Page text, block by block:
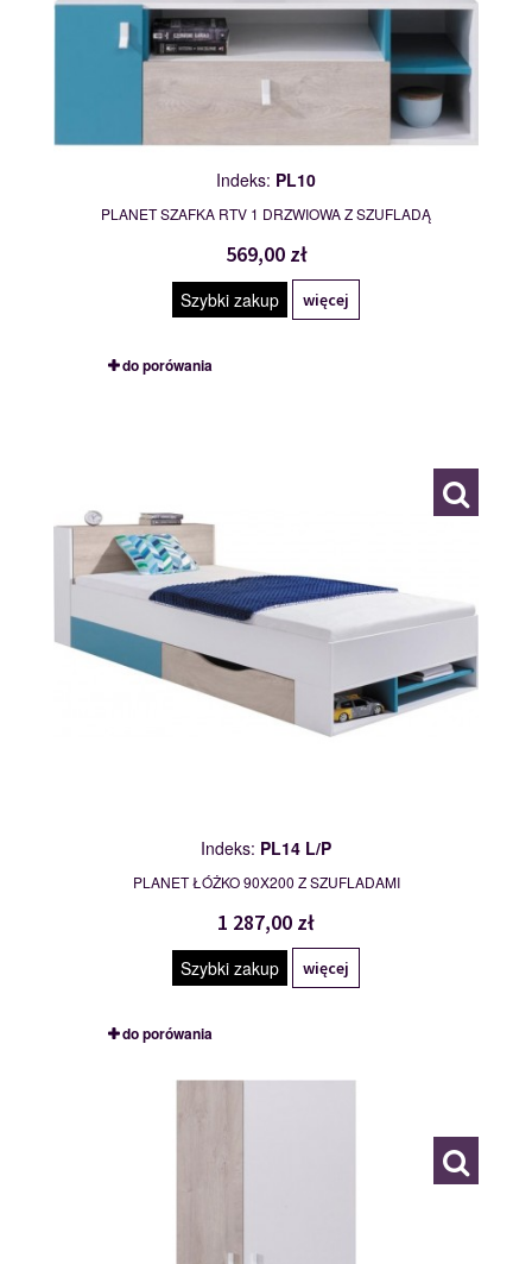
Indeks: PL10
PLANET SZAFKA RTV 1 DRZWIOWA Z SZUFLADĄ
569,00 zł
Szybki zakup więcej
do porówania
Indeks: PL14 L/P
PLANET ŁÓŻKO 90X200 Z SZUFLADAMI
1 287,00 zł
Szybki zakup więcej
do porówania